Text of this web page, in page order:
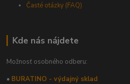
Časté otázky (FAQ)
Kde nás nájdete
Možnosť osobného odberu:
• BURATINO - výdajný sklad